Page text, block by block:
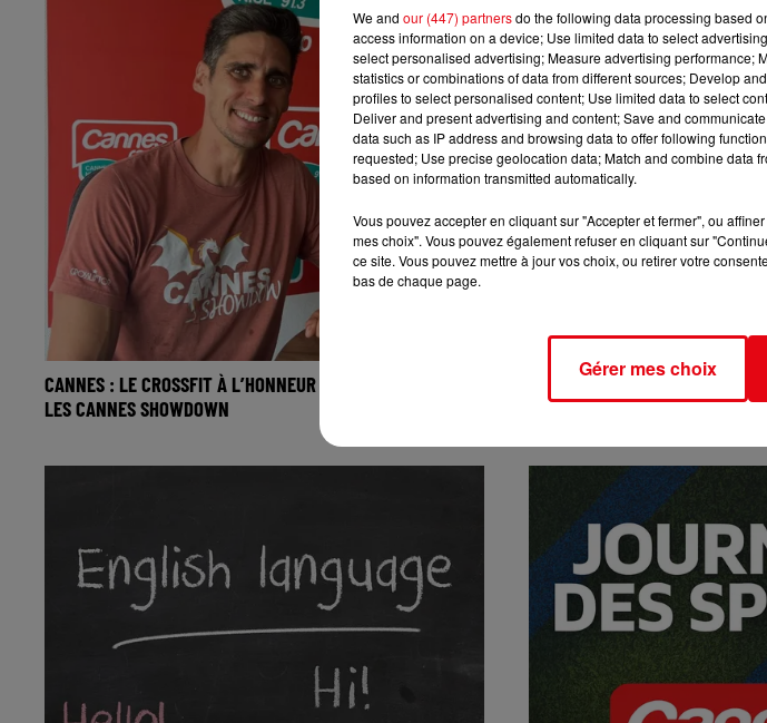
CANNES : LE CROSSFIT À L’HONNEUR CE WEEK-END AVEC
LES CANNES SHOWDOWN
ALPES-MARITIMES : VASTE
ORGANISATION...
We and our (447) partnersdo the following data processing based
access information on a device; Use limited data to select
select personalised advertising; Measure advertising performance;
statistics or combinations of data from different sources; Develop
profiles to select personalised content; Use limited data to select
Deliver and present advertising and content; Save and
data such as IP address and browsing data to offer following
requested; Use precise geolocation data; Match and combine data
based on information transmitted automatically.
Vous pouvez accepter en cliquant sur "Accepter et fermer", ou
mes choix". Vous pouvez également refuser en cliquant sur
ce site. Vous pouvez mettre à jour vos choix, ou retirer votre
bas de chaque page.
Gérer mes choix